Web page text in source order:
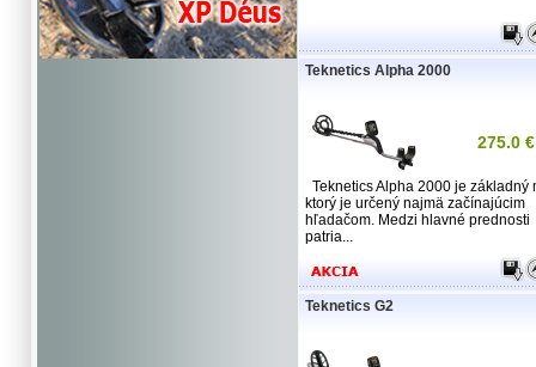
Teknetics Alpha 2000
275.0 €
Teknetics Alpha 2000 je základný
ktorý je určený najmä začínajúcim
hľadačom. Medzi hlavné prednosti
patria...
Teknetics G2